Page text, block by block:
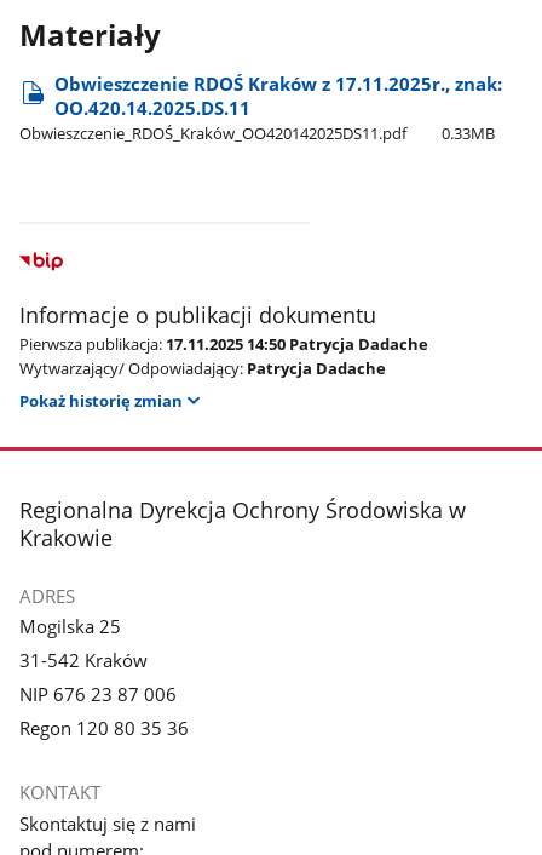
Materiały
Obwieszczenie RDOŚ Kraków z 17.11.2025r., znak:
OO.420.14.2025.DS.11
Obwieszczenie​_RDOŚ​_Kraków​_OO420142025DS11.pdf 0.33MB
Informacje o publikacji dokumentu
Pierwsza publikacja: 17.11.2025 14:50 Patrycja Dadache
Wytwarzający/ Odpowiadający: Patrycja Dadache
Pokaż historię zmian
stopka
Regionalna Dyrekcja Ochrony Środowiska w
Krakowie
ADRES
Mogilska 25
31-542 Kraków
NIP 676 23 87 006
Regon 120 80 35 36
KONTAKT
Skontaktuj się z nami
pod numerem: